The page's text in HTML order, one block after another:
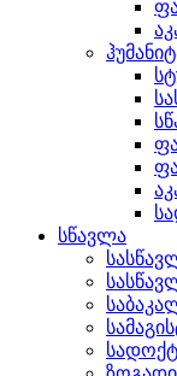
სწავლა